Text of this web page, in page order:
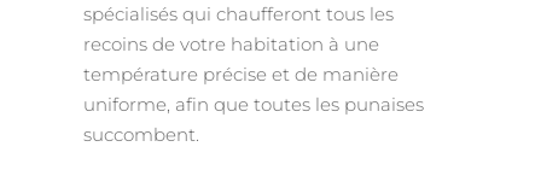
spécialisés qui chaufferont tous les
recoins de votre habitation à une
température précise et de manière
uniforme, afin que toutes les punaises
succombent.